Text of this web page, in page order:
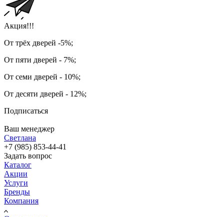
Акция!!!
От трёх дверей -5%;
От пяти дверей - 7%;
От семи дверей - 10%;
От десяти дверей - 12%;
Подписаться
Ваш менеджер
Светлана
+7 (985) 853-44-41
Задать вопрос
Каталог
Акции
Услуги
Бренды
Компания